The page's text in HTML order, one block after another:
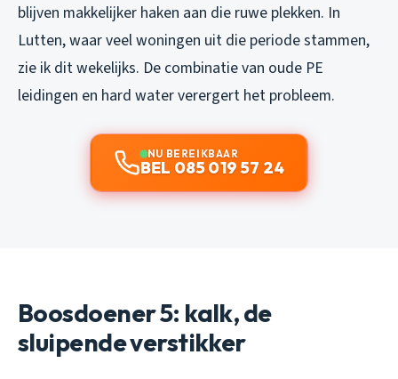
blijven makkelijker haken aan die ruwe plekken. In
Lutten, waar veel woningen uit die periode stammen,
zie ik dit wekelijks. De combinatie van oude PE
leidingen en hard water verergert het probleem.
NU BEREIKBAAR
BEL 085 019 57 24
Boosdoener 5: kalk, de
sluipende verstikker